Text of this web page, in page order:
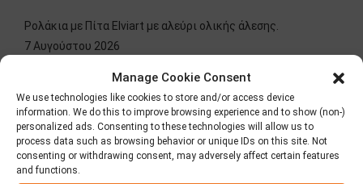
Manage Cookie Consent
We use technologies like cookies to store and/or access device
information. We do this to improve browsing experience and to show (non-)
personalized ads. Consenting to these technologies will allow us to
process data such as browsing behavior or unique IDs on this site. Not
consenting or withdrawing consent, may adversely affect certain features
and functions.
Ρολάκια με Πίτα Elviart με αλεύρι ολικής άλεσης.
7 Αυγούστου 2026